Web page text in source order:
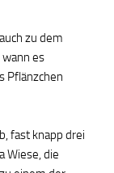
zu dem
es
Pflänzchen
fast knapp drei
Wiese, die